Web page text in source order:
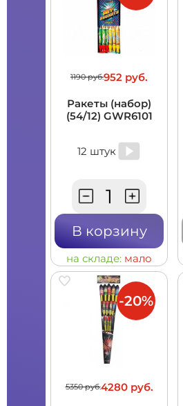
1190 руб.952 руб.
Ракеты (набор)
(54/12) GWR6101
12 штук
В корзину
на складе: мало
5350 руб.4280 руб.
-20%